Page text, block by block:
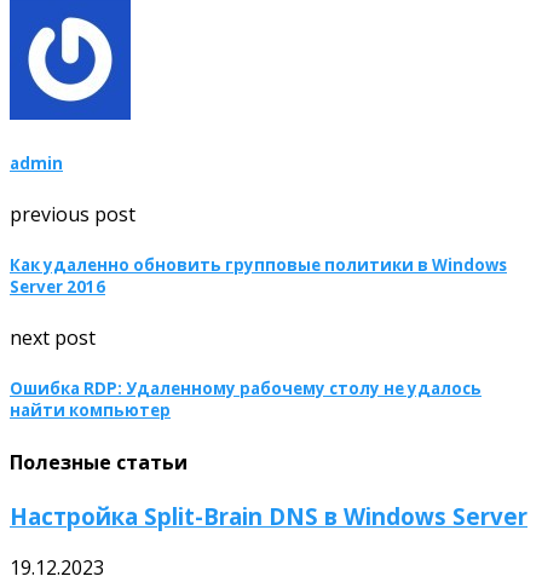
admin
previous post
Как удаленно обновить групповые политики в Windows
Server 2016
next post
Ошибка RDP: Удаленному рабочему столу не удалось
найти компьютер
Полезные статьи
Настройка Split-Brain DNS в Windows Server
19.12.2023